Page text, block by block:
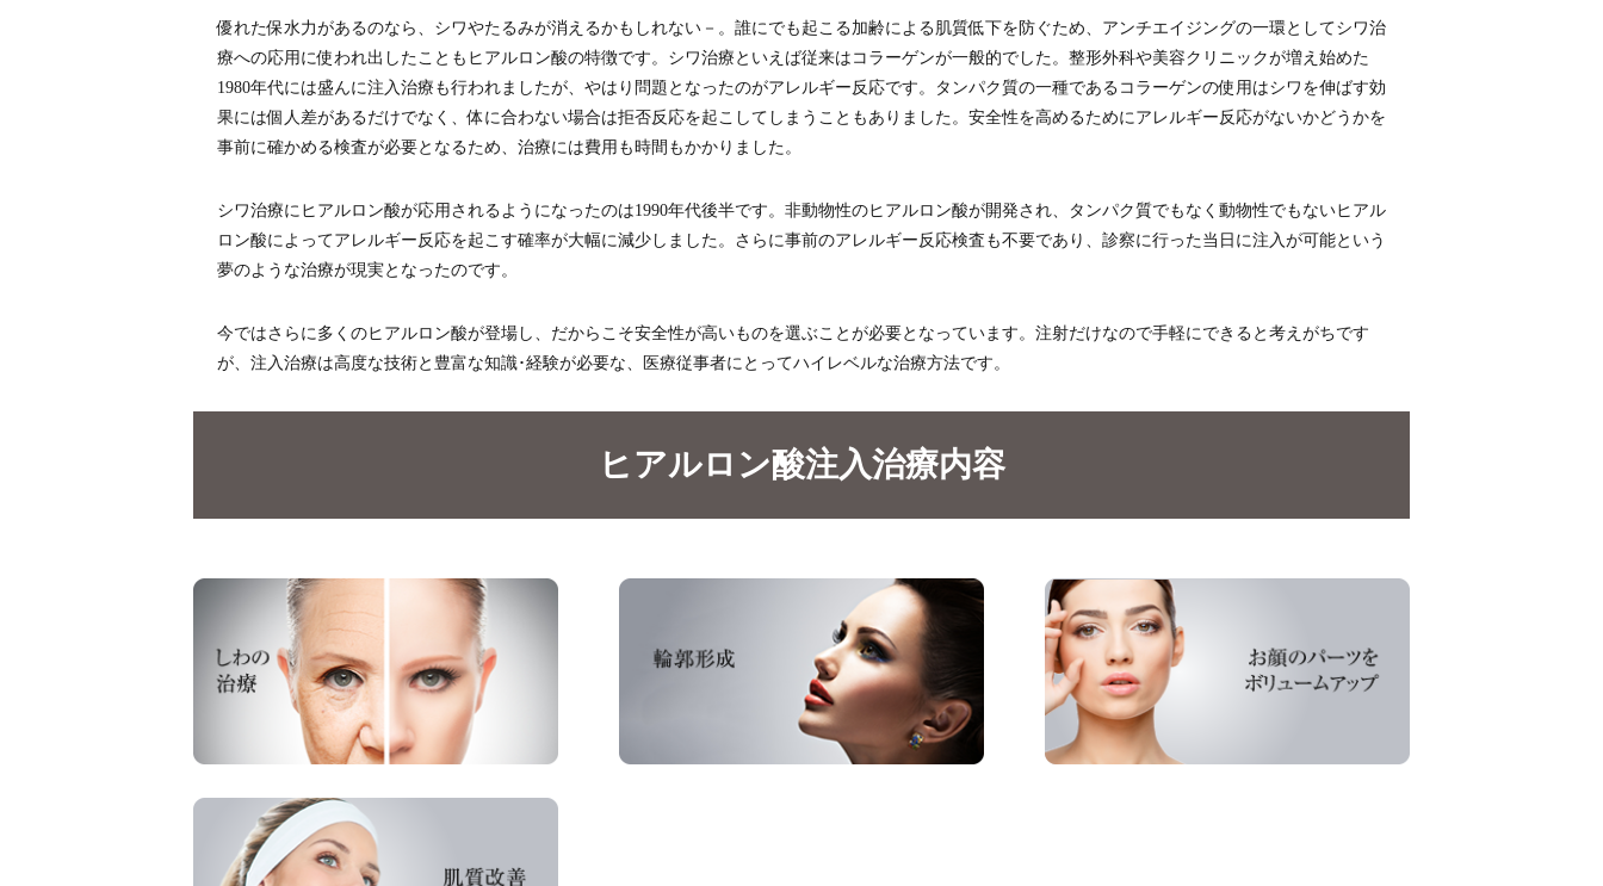
優れた保水力があるのなら、シワやたるみが消えるかもしれない－。誰にでも起こる加齢による肌質低下を防ぐため、アンチエイジングの一環としてシワ治
療への応用に使われ出したこともヒアルロン酸の特徴です。シワ治療といえば従来はコラーゲンが一般的でした。整形外科や美容クリニックが増え始めた
1980年代には盛んに注入治療も行われましたが、やはり問題となったのがアレルギー反応です。タンパク質の一種であるコラーゲンの使用はシワを伸ばす効
果には個人差があるだけでなく、体に合わない場合は拒否反応を起こしてしまうこともありました。安全性を高めるためにアレルギー反応がないかどうかを
事前に確かめる検査が必要となるため、治療には費用も時間もかかりました。
シワ治療にヒアルロン酸が応用されるようになったのは1990年代後半です。非動物性のヒアルロン酸が開発され、タンパク質でもなく動物性でもないヒアル
ロン酸によってアレルギー反応を起こす確率が大幅に減少しました。さらに事前のアレルギー反応検査も不要であり、診察に行った当日に注入が可能という
夢のような治療が現実となったのです。
今ではさらに多くのヒアルロン酸が登場し、だからこそ安全性が高いものを選ぶことが必要となっています。注射だけなので手軽にできると考えがちです
が、注入治療は高度な技術と豊富な知識･経験が必要な、医療従事者にとってハイレベルな治療方法です。
ヒアルロン酸注入治療内容